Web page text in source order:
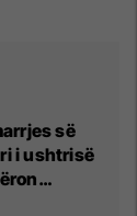
së
i ushtrisë